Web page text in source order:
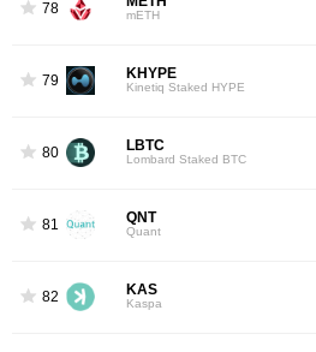
78 mETH
79 KHYPE
Kinetiq Staked HYPE
80 LBTC
Lombard Staked BTC
81 QNT
Quant
82 KAS
Kaspa